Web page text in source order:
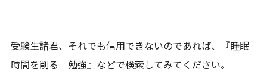
受験生諸君、それでも信用できないのであれば、『睡眠
時間を削る 勉強』などで検索してみてください。